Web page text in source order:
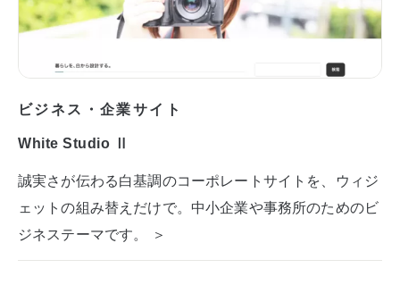
ビジネス・企業サイト
White Studio Ⅱ
誠実さが伝わる白基調のコーポレートサイトを、ウィジ
ェットの組み替えだけで。中小企業や事務所のためのビ
ジネステーマです。 ＞